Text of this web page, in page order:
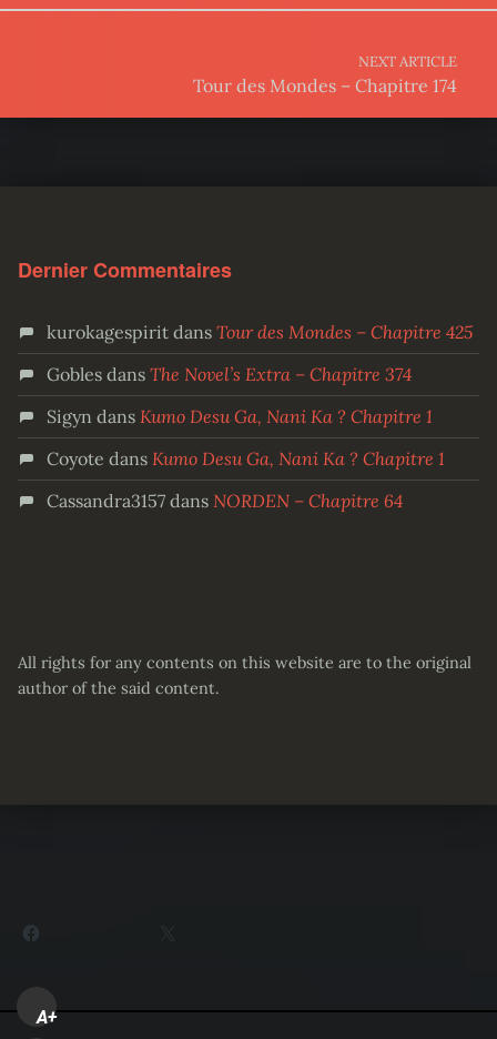
NEXT ARTICLE
Tour des Mondes – Chapitre 174
Dernier Commentaires
kurokagespiritdans Tour des Mondes – Chapitre 425
Goblesdans The Novel’s Extra – Chapitre 374
Sigyn dans Kumo Desu Ga, Nani Ka ? Chapitre 1
Coyote dans Kumo Desu Ga, Nani Ka ? Chapitre 1
Cassandra3157dans NORDEN – Chapitre 64
All rights for any contents on this website are to the original
author of the said content.
A+